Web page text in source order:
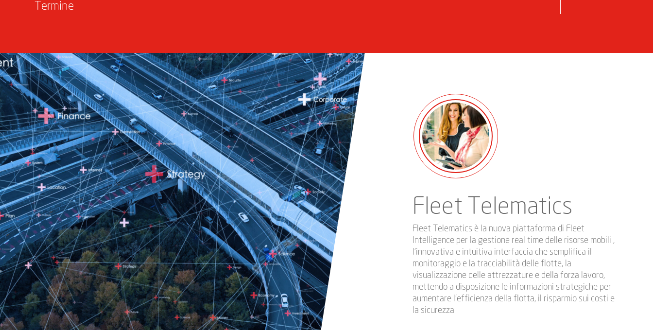
Termine
Fleet Telematics
Fleet Telematics è la nuova piattaforma di Fleet
Intelligence per la gestione real time delle risorse mobili ,
l’innovativa e intuitiva interfaccia che semplifica il
monitoraggio e la tracciabilità delle flotte, la
visualizzazione delle attrezzature e della forza lavoro,
mettendo a disposizione le informazioni strategiche per
aumentare l’efficienza della flotta, il risparmio sui costi e
la sicurezza